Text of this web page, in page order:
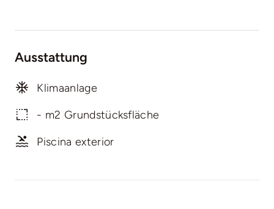
Ausstattung
- m2 Grundstücksfläche
Piscina exterior
Klimaanlage